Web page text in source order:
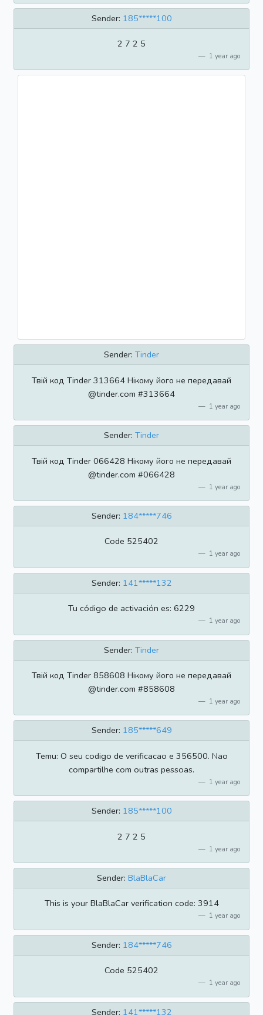
Sender: 185*****100
2 7 2 5
1 year ago
Sender: Tinder
Твій код Tinder 313664 Нікому його не передавай
@tinder.com #313664
1 year ago
Sender: Tinder
Твій код Tinder 066428 Нікому його не передавай
@tinder.com #066428
1 year ago
Sender: 184*****746
Code 525402
1 year ago
Sender: 141*****132
Tu código de activación es: 6229
1 year ago
Sender: Tinder
Твій код Tinder 858608 Нікому його не передавай
@tinder.com #858608
1 year ago
Sender: 185*****649
Temu: O seu codigo de verificacao e 356500. Nao
compartilhe com outras pessoas.
1 year ago
Sender: 185*****100
2 7 2 5
1 year ago
Sender: BlaBlaCar
This is your BlaBlaCar verification code: 3914
1 year ago
Sender: 184*****746
Code 525402
1 year ago
Sender: 141*****132